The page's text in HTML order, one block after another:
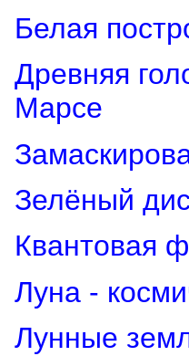
Белая
Древняя
Марсе
Зелёный
Квантовая
Луна -
Лунные